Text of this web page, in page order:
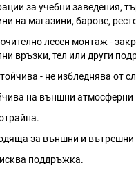
за учебни заведения,
на магазини, барове,
лесен монтаж -
връзки, тел или други
- не избледнява от
на външни атмосферни
за външни и вътрешни
поддръжка.